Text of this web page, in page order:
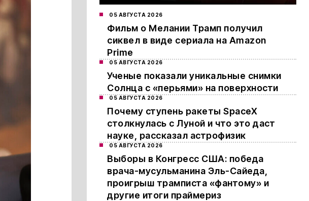
05 АВГУСТА 2026
Фильм о Мелании Трамп получил
сиквел в виде сериала на Amazon
Prime
05 АВГУСТА 2026
Ученые показали уникальные снимки
Солнца с «перьями» на поверхности
05 АВГУСТА 2026
Почему ступень ракеты SpaceX
столкнулась с Луной и что это даст
науке, рассказал астрофизик
05 АВГУСТА 2026
Выборы в Конгресс США: победа
врача-мусульманина Эль-Сайеда,
проигрыш трамписта «фантому» и
другие итоги праймериз